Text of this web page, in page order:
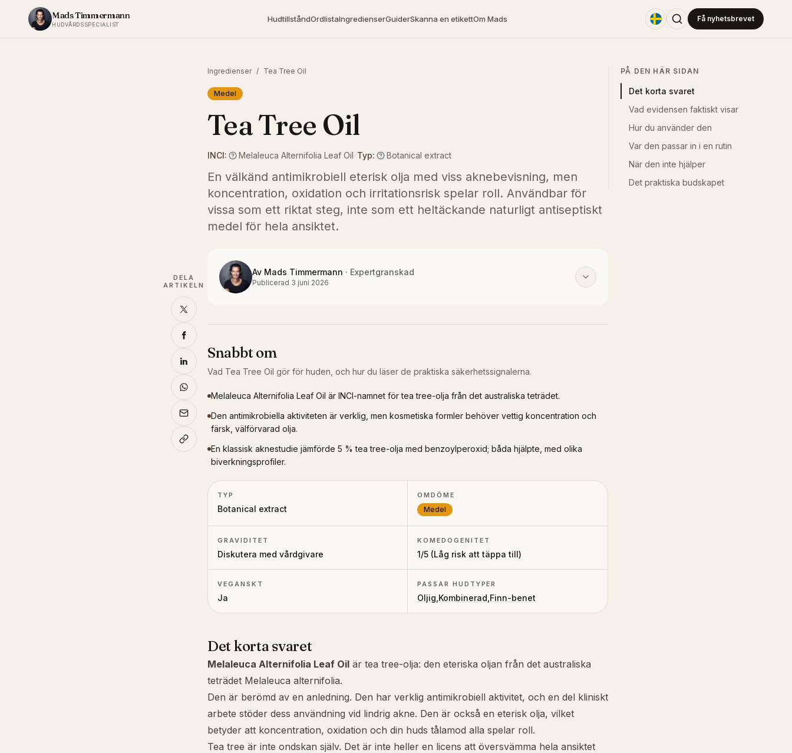
Hoppa till innehållet
Mads Timmermann
HUDVÅRDSSPECIALIST
HudtillståndOrdlistaIngredienserGuiderSkanna en etikettOm Mads Få nyhetsbrevet
PÅ DEN HÄR SIDAN
Det korta svaret
Vad evidensen faktiskt visar
Hur du använder den
Var den passar in i en rutin
När den inte hjälper
Det praktiska budskapet
Ingredienser / Tea Tree Oil
Medel
Tea Tree Oil
INCI: Melaleuca Alternifolia Leaf Oil-Typ: Botanical extract
En välkänd antimikrobiell eterisk olja med viss aknebevisning, men
koncentration, oxidation och irritationsrisk spelar roll. Användbar för
vissa som ett riktat steg, inte som ett heltäckande naturligt antiseptiskt
medel för hela ansiktet.
Av Mads Timmermann · Expertgranskad
Publicerad 3 juni 2026
Snabbt om
Vad Tea Tree Oil gör för huden, och hur du läser de praktiska säkerhetssignalerna.
Melaleuca Alternifolia Leaf Oil är INCI-namnet för tea tree-olja från det australiska teträdet.
Den antimikrobiella aktiviteten är verklig, men kosmetiska formler behöver vettig koncentration och
färsk, välförvarad olja.
En klassisk aknestudie jämförde 5 % tea tree-olja med benzoylperoxid; båda hjälpte, med olika
biverkningsprofiler.
TYP
Botanical extract
OMDÖME
Medel
GRAVIDITET
Diskutera med vårdgivare
KOMEDOGENITET
1/5 (Låg risk att täppa till)
VEGANSKT
Ja
PASSAR HUDTYPER
Oljig Kombinerad Finn-benet
Det korta svaret
Melaleuca Alternifolia Leaf Oil är tea tree-olja: den eteriska oljan från det australiska
teträdet Melaleuca alternifolia.
Den är berömd av en anledning. Den har verklig antimikrobiell aktivitet, och en del kliniskt
arbete stöder dess användning vid lindrig akne. Den är också en eterisk olja, vilket
betyder att koncentration, oxidation och din huds tålamod alla spelar roll.
Tea tree är inte ondskan själv. Det är inte heller en licens att översvämma hela ansiktet
DELA
ARTIKELN